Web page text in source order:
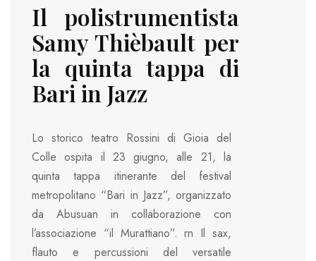
Il polistrumentista
Samy Thièbault per
la quinta tappa di
Bari in Jazz
Lo storico teatro Rossini di Gioia del
Colle ospita il 23 giugno, alle 21, la
quinta tappa itinerante del festival
metropolitano “Bari in Jazz”, organizzato
da Abusuan in collaborazione con
l’associazione “il Murattiano”. rn Il sax,
flauto e percussioni del versatile